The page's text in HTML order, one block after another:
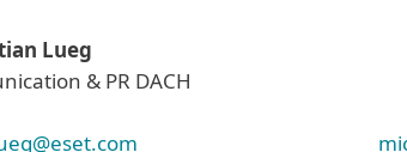
Lueg
& PR DACH